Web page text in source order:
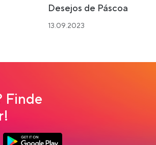
Desejos de Páscoa
13.09.2023
Finde
tab
Link opens in a new tab